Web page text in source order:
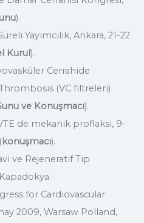
).
Yayımcılık, Ankara, 21-22
Kurul).
Cerrahide
(VC filtreleri)
ve Konuşmacı).
de mekanik proflaksi, 9-
konuşmacı).
ve Rejeneratif Tıp
for Cardiovascular
2009, Warsaw Polland,